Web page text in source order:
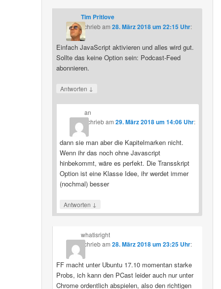
Tim Pritlove
schriebam 28. März 2018 um 22:15 Uhr:
Einfach JavaScript aktivieren und alles wird gut.
Sollte das keine Option sein: Podcast-Feed
abonnieren.
Antworten ↓
an
schriebam29. März 2018 um 14:06 Uhr:
dann sie man aber die Kapitelmarken nicht.
Wenn ihr das noch ohne Javascript
hinbekommt, wäre es perfekt. Die Transskript
Option ist eine Klasse Idee, ihr werdet immer
(nochmal) besser
Antworten ↓
whatisright
schriebam 28. März 2018 um 23:25 Uhr:
FF macht unter Ubuntu 17.10 momentan starke
Probs, ich kann den PCast leider auch nur unter
Chrome ordentlich abspielen, also den richtigen